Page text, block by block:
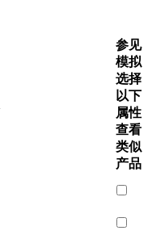
参见
模拟
选择
以下
属性
查看
类似
产品